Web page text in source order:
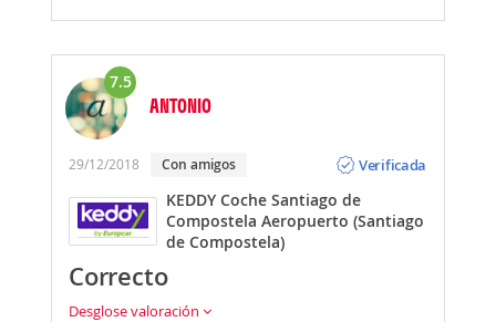
7.5
ANTONIO
29/12/2018 Con amigos
Verificada
KEDDY Coche Santiago de
Compostela Aeropuerto (Santiago
de Compostela)
Correcto
Desglose valoración